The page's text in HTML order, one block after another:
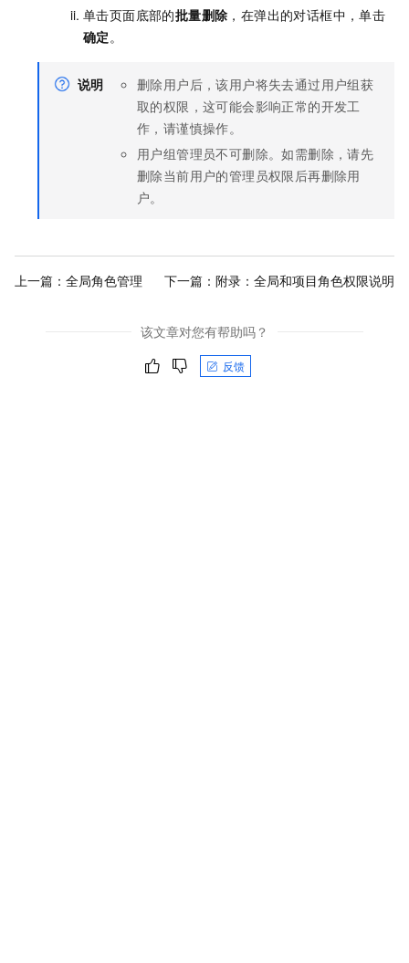
单击页面底部的批量删除 ，在弹出的对话框中，单击
确定。
说明
删除用户后，该用户将失去通过用户组获
取的权限，这可能会影响正常的开发工
作，请谨慎操作。
用户组管理员不可删除。如需删除，请先
删除当前用户的管理员权限后再删除用
户。
上一篇： 全局角色管理 下一篇： 附录：全局和项目角色权限说明
该文章对您有帮助吗？
反馈